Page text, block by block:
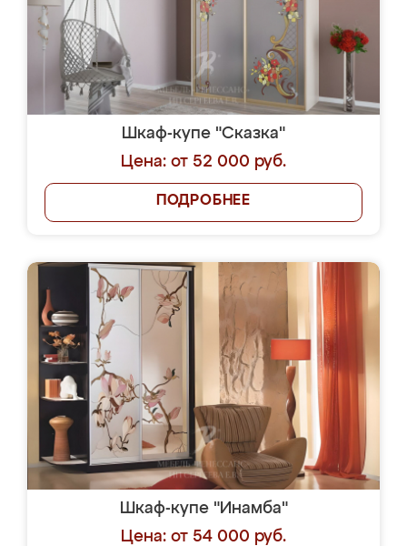
Шкаф-купе "Сказка"
Цена: от 52 000 руб.
ПОДРОБНЕЕ
Шкаф-купе "Инамба"
Цена: от 54 000 руб.